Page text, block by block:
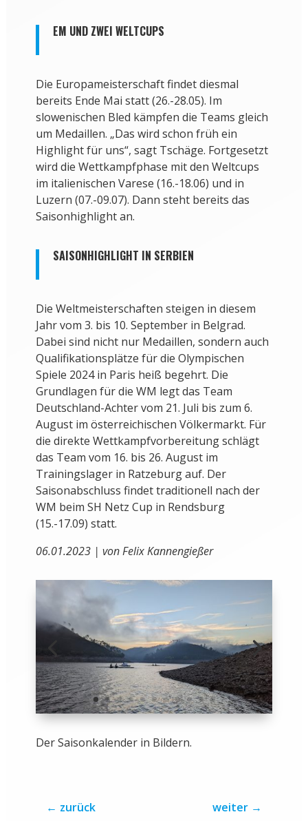
EM UND ZWEI WELTCUPS
Die Europameisterschaft findet diesmal
bereits Ende Mai statt (26.-28.05). Im
slowenischen Bled kämpfen die Teams gleich
um Medaillen. „Das wird schon früh ein
Highlight für uns“, sagt Tschäge. Fortgesetzt
wird die Wettkampfphase mit den Weltcups
im italienischen Varese (16.-18.06) und in
Luzern (07.-09.07). Dann steht bereits das
Saisonhighlight an.
SAISONHIGHLIGHT IN SERBIEN
Die Weltmeisterschaften steigen in diesem
Jahr vom 3. bis 10. September in Belgrad.
Dabei sind nicht nur Medaillen, sondern auch
Qualifikationsplätze für die Olympischen
Spiele 2024 in Paris heiß begehrt. Die
Grundlagen für die WM legt das Team
Deutschland-Achter vom 21. Juli bis zum 6.
August im österreichischen Völkermarkt. Für
die direkte Wettkampfvorbereitung schlägt
das Team vom 16. bis 26. August im
Trainingslager in Ratzeburg auf. Der
Saisonabschluss findet traditionell nach der
WM beim SH Netz Cup in Rendsburg
(15.-17.09) statt.
06.01.2023 | von Felix Kannengießer
Der Saisonkalender in Bildern.
← zurück weiter →